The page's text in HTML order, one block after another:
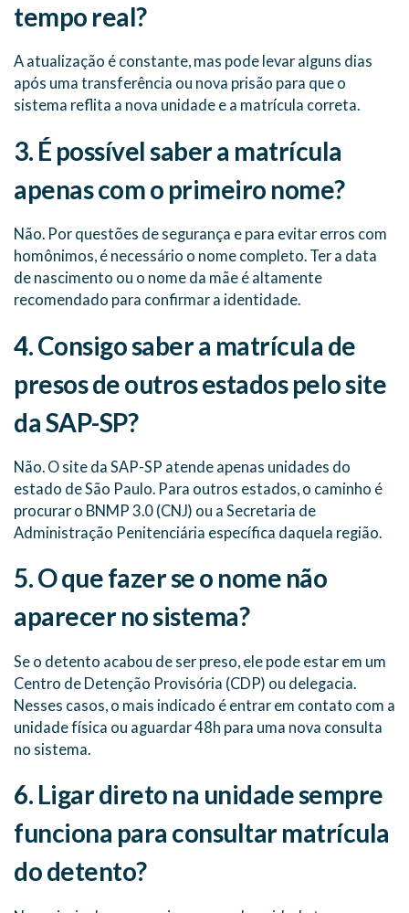
tempo real?
A atualização é constante, mas pode levar alguns dias
após uma transferência ou nova prisão para que o
sistema reflita a nova unidade e a matrícula correta.
3. É possível saber a matrícula
apenas com o primeiro nome?
Não. Por questões de segurança e para evitar erros com
homônimos, é necessário o nome completo. Ter a data
de nascimento ou o nome da mãe é altamente
recomendado para confirmar a identidade.
4. Consigo saber a matrícula de
presos de outros estados pelo site
da SAP-SP?
Não. O site da SAP-SP atende apenas unidades do
estado de São Paulo. Para outros estados, o caminho é
procurar o BNMP 3.0 (CNJ) ou a Secretaria de
Administração Penitenciária específica daquela região.
5. O que fazer se o nome não
aparecer no sistema?
Se o detento acabou de ser preso, ele pode estar em um
Centro de Detenção Provisória (CDP) ou delegacia.
Nesses casos, o mais indicado é entrar em contato com a
unidade física ou aguardar 48h para uma nova consulta
no sistema.
6. Ligar direto na unidade sempre
funciona para consultar matrícula
do detento?